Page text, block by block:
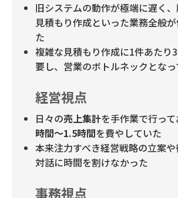
旧システムの動作が極端に遅く
見積もり作成といった業務全般
た
複雑な見積もり作成に1件あたり
要し、営業のボトルネックとな
経営視点
日々の売上集計を手作業で行っ
時間〜1.5時間を費やしていた
本来注力すべき経営戦略の立案
対話に時間を割けなかった
事務視点